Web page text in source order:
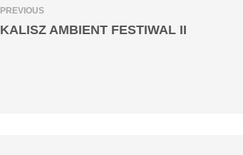
PREVIOUS
KALISZ AMBIENT FESTIWAL II